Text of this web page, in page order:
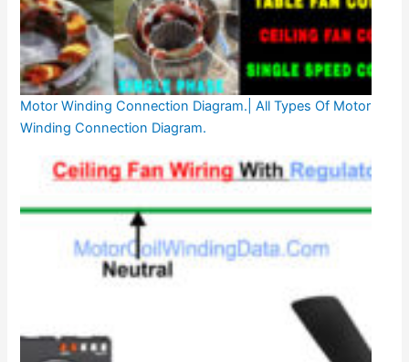
Motor Winding Connection Diagram.| All Types Of Motor
Winding Connection Diagram.